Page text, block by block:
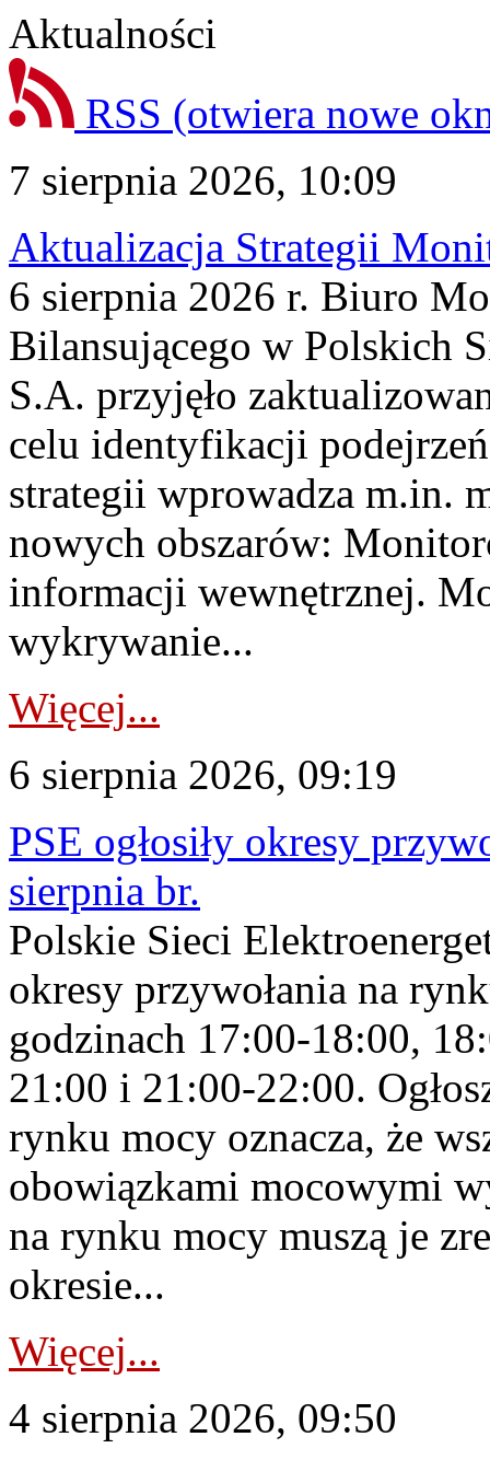
Aktualności
RSS (otwiera nowe
7 sierpnia 2026, 10:09
Aktualizacja Strategii
6 sierpnia 2026 r. Biuro
Bilansującego w Polskich
S.A. przyjęło
celu identyfikacji
strategii wprowadza m.in.
nowych obszarów:
informacji wewnętrznej.
wykrywanie...
Więcej...
6 sierpnia 2026, 09:19
PSE ogłosiły okresy
sierpnia br.
Polskie Sieci
okresy przywołania na
godzinach 17:00-18:00,
21:00 i 21:00-22:00.
rynku mocy oznacza, że
obowiązkami mocowymi
na rynku mocy muszą je
okresie...
Więcej...
4 sierpnia 2026, 09:50